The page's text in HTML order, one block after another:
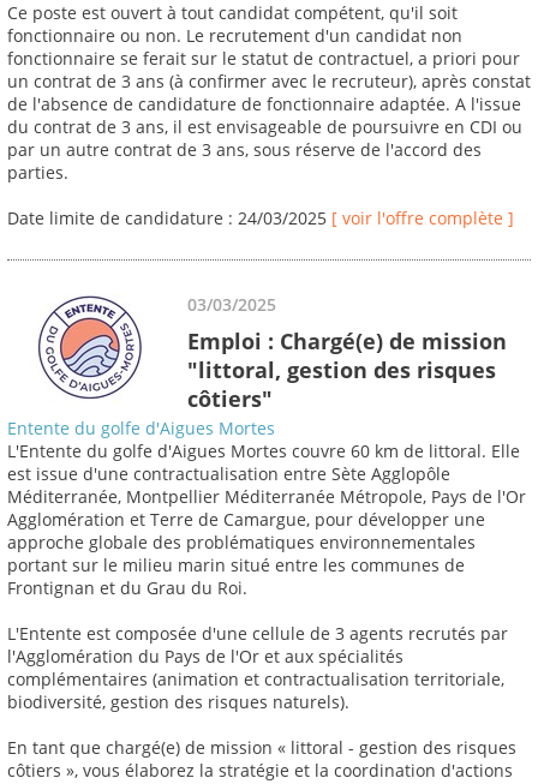
Ce poste est ouvert à tout candidat compétent, qu'il soit
fonctionnaire ou non. Le recrutement d'un candidat non
fonctionnaire se ferait sur le statut de contractuel, a priori pour
un contrat de 3 ans (à confirmer avec le recruteur), après constat
de l'absence de candidature de fonctionnaire adaptée. A l'issue
du contrat de 3 ans, il est envisageable de poursuivre en CDI ou
par un autre contrat de 3 ans, sous réserve de l'accord des
parties.
Date limite de candidature : 24/03/2025 [ voir l'offre complète ]
03/03/2025
Emploi : Chargé(e) de mission
"littoral, gestion des risques
côtiers"
Entente du golfe d'Aigues Mortes
L'Entente du golfe d'Aigues Mortes couvre 60 km de littoral. Elle
est issue d'une contractualisation entre Sète Agglopôle
Méditerranée, Montpellier Méditerranée Métropole, Pays de l'Or
Agglomération et Terre de Camargue, pour développer une
approche globale des problématiques environnementales
portant sur le milieu marin situé entre les communes de
Frontignan et du Grau du Roi.
L'Entente est composée d'une cellule de 3 agents recrutés par
l'Agglomération du Pays de l'Or et aux spécialités
complémentaires (animation et contractualisation territoriale,
biodiversité, gestion des risques naturels).
En tant que chargé(e) de mission « littoral - gestion des risques
côtiers », vous élaborez la stratégie et la coordination d'actions